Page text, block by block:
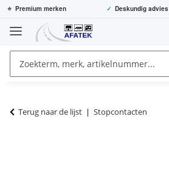
⭐ Premium merken ✓ Deskundig advies
Terug naar de lijst Stopcontacten